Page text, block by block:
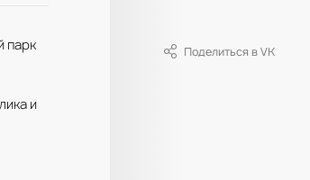
парк
и
Поделиться в VK